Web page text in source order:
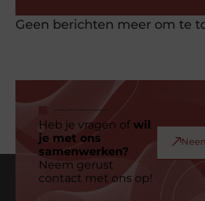
Geen berichten meer om te
Heb je vragen ofwil
je met ons
samenwerken?
Neem gerust
contact met ons op!